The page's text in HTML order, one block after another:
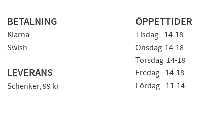
BETALNING
Klarna
Swish
LEVERANS
Schenker, 99 kr
ÖPPETTIDER
Tisdag 14-18
Onsdag 14-18
Torsdag 14-18
Fredag 14-18
Lördag 11-14